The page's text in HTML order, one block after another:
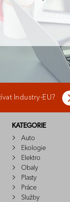
Industry-EU?
KATEGORIE
Auto
Ekologie
Elektro
Obaly
Plasty
Práce
Služby